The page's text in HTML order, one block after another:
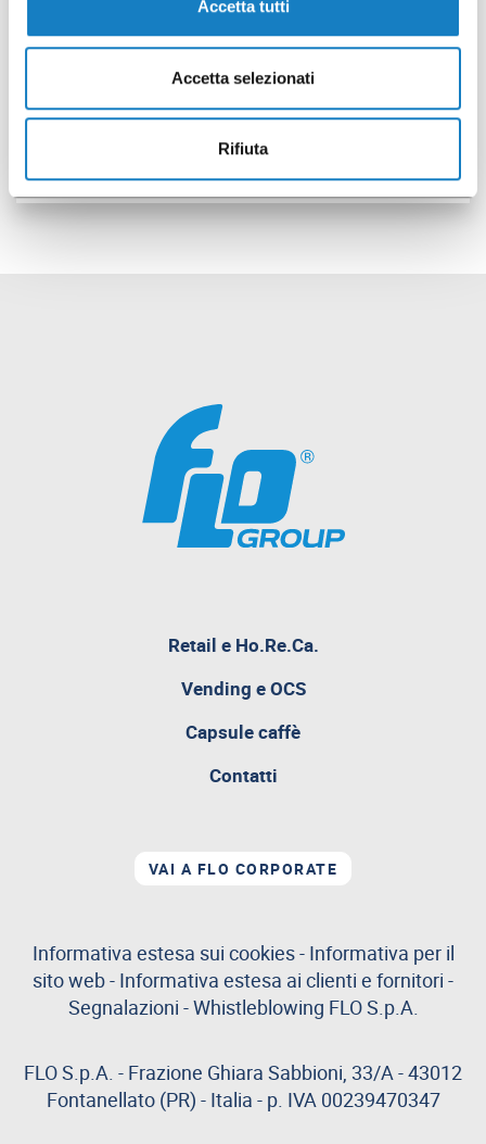
Accetta tutti
Accetta selezionati
Rifiuta
270202
Insalatiera 1600CC PP
Trasparente
Retail e Ho.Re.Ca.pagina
Vending e OCS
Capsule caffè
Contatti
VAI A FLO CORPORATE
Informativa estesa sui cookies- Informativa per il
sito web- Informativa estesa ai clienti e fornitori -
Segnalazioni -Whistleblowing FLO S.p.A.
FLO S.p.A. - Frazione Ghiara Sabbioni, 33/A - 43012
Fontanellato (PR) - Italia - p. IVA 00239470347